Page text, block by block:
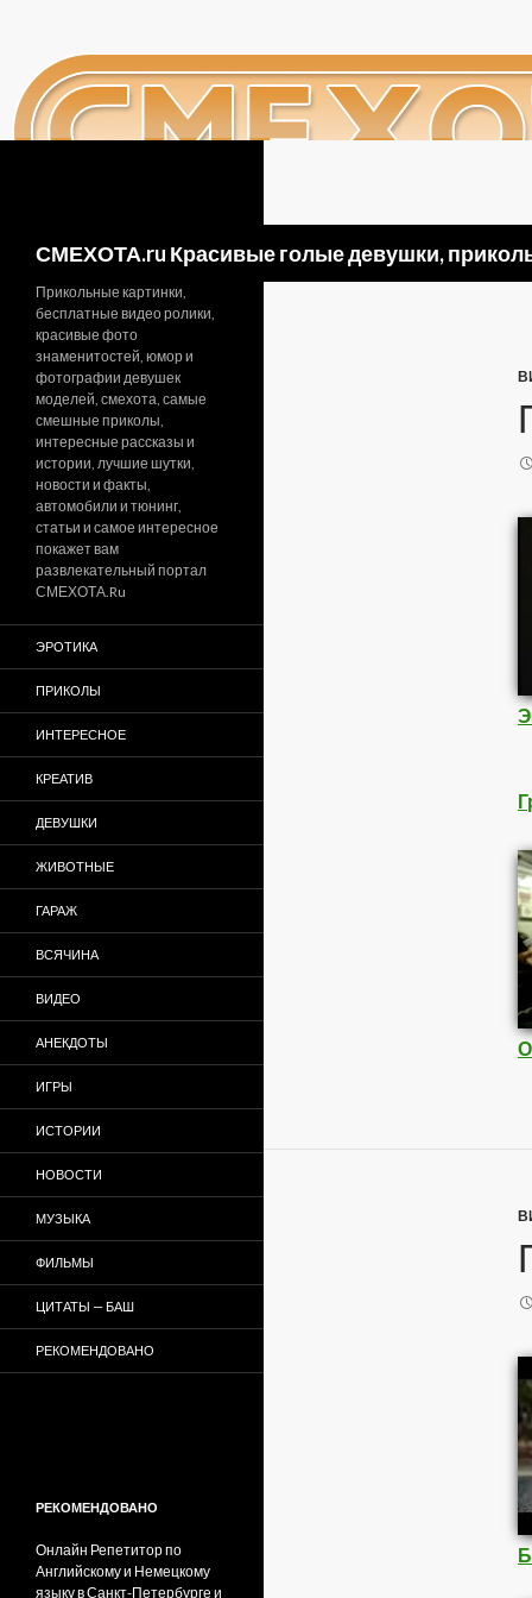
СМЕХОТА.ru Красивые голые девушки,
Прикольные картинки,
бесплатные видео ролики,
красивые фото
знаменитостей, юмор и
фотографии девушек
моделей, смехота, самые
смешные приколы,
интересные рассказы и
истории, лучшие шутки,
новости и факты,
автомобили и тюнинг,
статьи и самое интересное
покажет вам
развлекательный портал
СМЕХОТА.Ru
ЭРОТИКА
ПРИКОЛЫ
ИНТЕРЕСНОЕ
КРЕАТИВ
ДЕВУШКИ
ЖИВОТНЫЕ
ГАРАЖ
ВСЯЧИНА
ВИДЕО
АНЕКДОТЫ
ИГРЫ
ИСТОРИИ
НОВОСТИ
МУЗЫКА
ФИЛЬМЫ
ЦИТАТЫ — БАШ
РЕКОМЕНДОВАНО
РЕКОМЕНДОВАНО
Онлайн Репетитор по
Английскому и Немецкому
языку в Санкт-Петербурге и